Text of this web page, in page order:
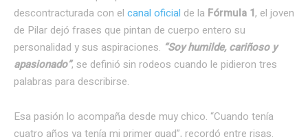
descontracturada con el canal oficial de la Fórmula 1, el joven
de Pilar dejó frases que pintan de cuerpo entero su
personalidad y sus aspiraciones. “Soy humilde, cariñoso y
apasionado”, se definió sin rodeos cuando le pidieron tres
palabras para describirse.
Esa pasión lo acompaña desde muy chico. “Cuando tenía
cuatro años ya tenía mi primer quad”, recordó entre risas.